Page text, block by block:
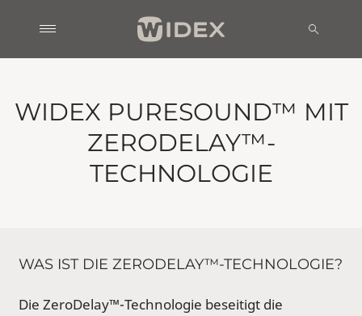
WIDEX PURESOUND™ MIT
ZERODELAY™-
TECHNOLOGIE
WAS IST DIE ZERODELAY™-TECHNOLOGIE?
Die ZeroDelay™-Technologie beseitigt die